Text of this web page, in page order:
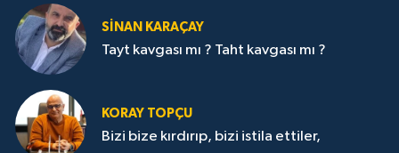
SİNAN KARAÇAY
Tayt kavgası mı ? Taht kavgası mı ?
KORAY TOPÇU
Bizi bize kırdırıp, bizi istila ettiler,